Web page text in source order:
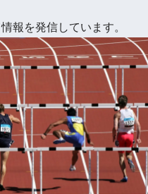
報を発信しています。